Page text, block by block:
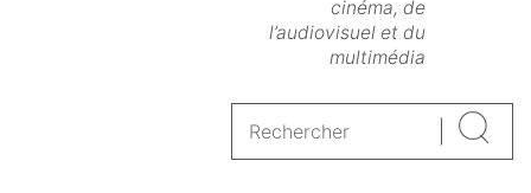
cinéma, de
l’audiovisuel et du
multimédia